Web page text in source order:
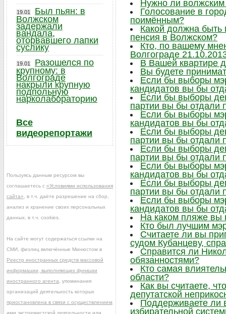
Нужно ли волжским
Голосование в
поимённым?
Какой должна быть
пенсия в Волжском?
Кто, по вашему
Волгограде
В Вашей квартире
Вы будете
Если бы выборы
кандидатов вы бы
Если бы выборы
партии вы бы отдали
Если бы выборы
кандидатов вы бы
Если бы выборы
партии вы бы отдали
Если бы выборы
партии вы бы отдали
Если бы выборы
кандидатов вы бы
Если бы выборы
партии вы бы отдали
Если бы выборы
кандидатов вы бы
На каком пляже вы
Кто был лучшим
Считаете ли вы
судом Кубанцеву,
Справится ли
обязанностями?
Кто самая
области?
Как вы считаете,
депутатской
Поддерживаете ли
избирательной
19.01
Был пьян: в
Волжском
задержали
вандала,
оторвавшего лапки
суслику
19.01
Разошелся по
крупному: в
Волгограде
накрыли крупную
подпольную
нарколабораторию
Все
видеорепортажи
Пользуясь данным ресурсом вы
соглашаетесь с «Условиями использования
сайта» , в т.ч. даёте разрешение на сбор,
анализ и хранение своих персональных
данных, в т.ч. cookies.
На сайте могут содержаться ссылки на
СМИ, физлиц включённые Минюстом в
Реестр иностранных средств массовой
информации, выполняющих функции
иностранного агента , упоминания
организаций деятельность которых
приостановлена в связи с осуществлением
ими экстремистской деятельности или